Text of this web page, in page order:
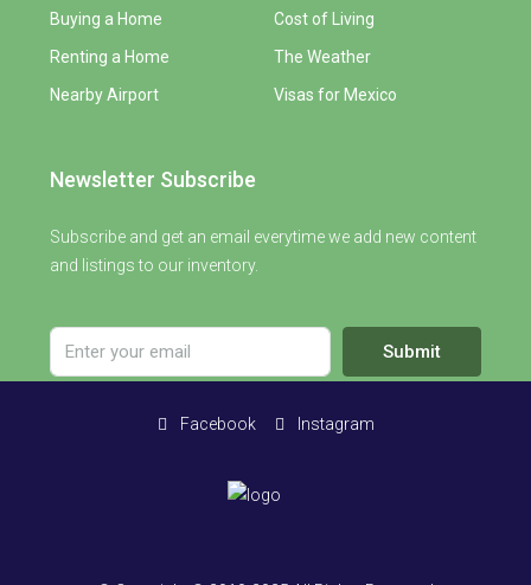
Buying a Home
Renting a Home
Nearby Airport
Cost of Living
The Weather
Visas for Mexico
Newsletter Subscribe
Subscribe and get an email everytime we add new content
and listings to our inventory.
Submit
Facebook Instagram